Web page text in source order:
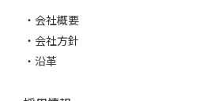
会社概要
会社方針
沿革